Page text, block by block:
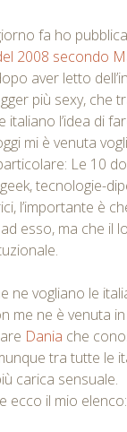
fa ho
2008 secondo
aver letto
più sexy, che
italiano l’idea di
mi è venuta
Le 10
tecnologie-
l’importante è
esso, ma che il
ne vogliano le
me ne è venuta
Dania che
tra tutte le
carica sensuale.
ecco il mio elenco: